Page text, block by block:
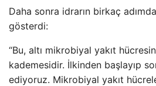
Daha sonra idrarın birkaç
gösterdi:
“Bu, altı mikrobiyal yakıt
kademesidir. İlkinden başlayıp
ediyoruz. Mikrobiyal yakıt